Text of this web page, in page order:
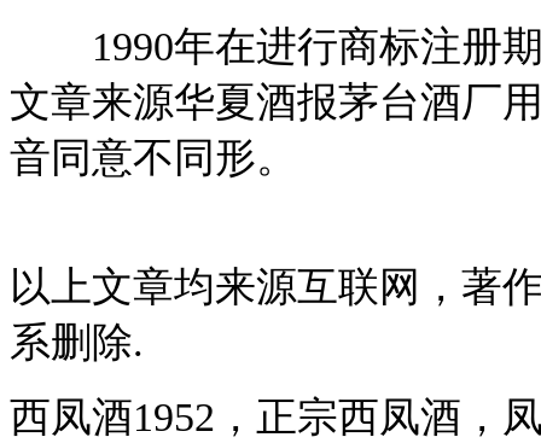
1990年在进行商标注册期
文章来源华夏酒报茅台酒厂
音同意不同形。
以上文章均来源互联网，著
系删除.
西凤酒1952，正宗西凤酒